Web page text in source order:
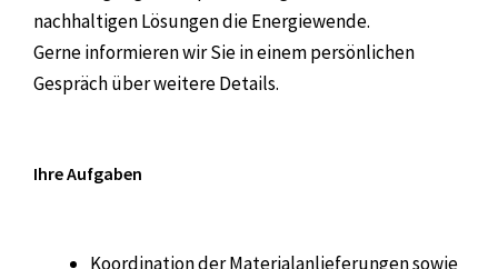
nachhaltigen Lösungen die Energiewende.
Gerne informieren wir Sie in einem persönlichen
Gespräch über weitere Details.
Ihre Aufgaben
Koordination der Materialanlieferungen sowie